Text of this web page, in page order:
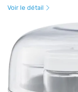
Voir le détail